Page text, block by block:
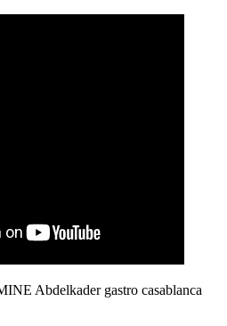
Abdelkader gastro casablanca